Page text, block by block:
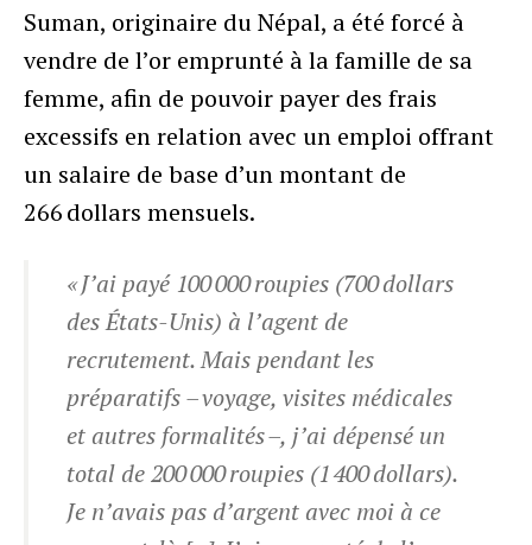
Suman, originaire du Népal, a été forcé à
vendre de l’or emprunté à la famille de sa
femme, afin de pouvoir payer des frais
excessifs en relation avec un emploi offrant
un salaire de base d’un montant de
266 dollars mensuels.
« J’ai payé 100 000 roupies (700 dollars
des États-Unis) à l’agent de
recrutement. Mais pendant les
préparatifs – voyage, visites médicales
et autres formalités –, j’ai dépensé un
total de 200 000 roupies (1 400 dollars).
Je n’avais pas d’argent avec moi à ce